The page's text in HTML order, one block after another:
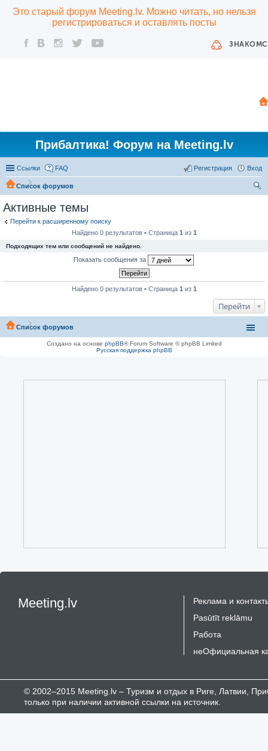
Это старый форум Meeting.lv. Можно читать, но нельзя
регистрироваться и оставлять посты
Прибалтика! Форум на Meeting.lv
Ссылки FAQ Вход
Регистрация
Список форумов
Активные темы
Перейти к расширенному поиску
Найдено 0 результатов • Страница 1 из 1
Подходящих тем или сообщений не найдено.
Показать сообщения за
Найдено 0 результатов • Страница 1 из 1
Перейти
Список форумов
Создано на основе phpBB® Forum Software © phpBB Limited
Русская поддержка phpBB
Meeting.lv
Реклама и
Pasūtīt reklāmu
Работа
неОфициальная
© 2002–2015 Meeting.lv – Туризм и отдых в Риге, Латвии,
только при наличии активной ссылки на источник.